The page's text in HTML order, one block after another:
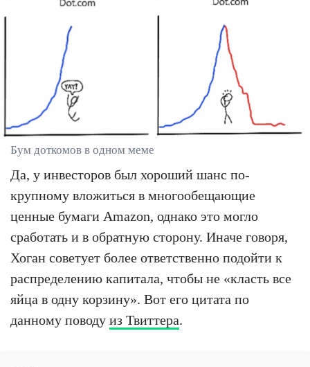
Бум доткомов в одном меме
Да, у инвесторов был хороший шанс по-
крупному вложиться в многообещающие
ценные бумаги Amazon, однако это могло
сработать и в обратную сторону. Иначе говоря,
Хоган советует более ответственно подойти к
распределению капитала, чтобы не «класть все
яйца в одну корзину». Вот его цитата по
данному поводу из Твиттера.